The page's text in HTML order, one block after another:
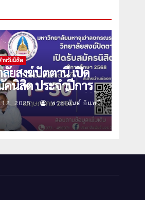
ำหรับนิสิต
ยสงฆ์ปัตตานี เปิด
คนิสิต ประจำปีการ
2568 รอบ2 ตั้งแต่วัน
พฤษภาคม นี้
2025
พระอนันต์ อินฺทวี